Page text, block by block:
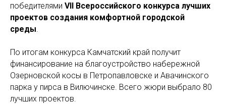
победителями VII Всероссийского конкурса лучших
проектов создания комфортной городской
среды.
По итогам конкурса Камчатский край получит
финансирование на благоустройство набережной
Озерновской косы в Петропавловске и Авачинского
парка у пирса в Вилючинске. Всего жюри выбрало 80
лучших проектов.